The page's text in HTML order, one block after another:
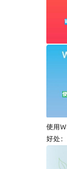
一步
使用
好处